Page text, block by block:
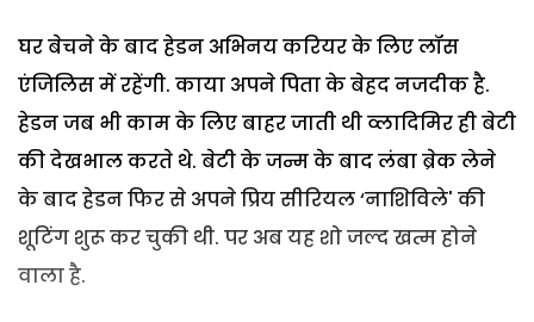
घर बेचने के बाद हेडन अभिनय करियर के लिए लॉस
एंजिलिस में रहेंगी. काया अपने पिता के बेहद नजदीक है.
हेडन जब भी काम के लिए बाहर जाती थी व्लादिमिर ही बेटी
की देखभाल करते थे. बेटी के जन्म के बाद लंबा ब्रेक लेने
के बाद हेडन फिर से अपने प्रिय सीरियल ‘नाशिविले' की
शूटिंग शुरू कर चुकी थी. पर अब यह शो जल्द खत्म होने
वाला है.